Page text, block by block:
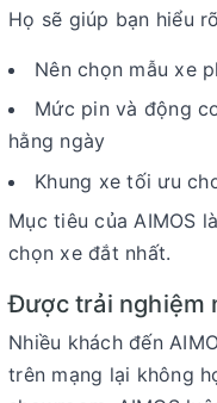
Họ sẽ giúp bạn hiểu
Nên chọn mẫu xe
Mức pin và động
hằng ngày
Khung xe tối ưu
Mục tiêu của AIMOS
chọn xe đắt nhất.
Được trải nghiệm
Nhiều khách đến
trên mạng lại không